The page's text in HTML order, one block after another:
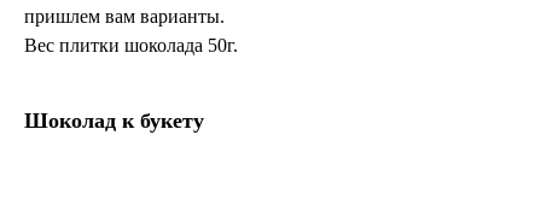
пришлем вам варианты.
Вес плитки шоколада 50г.
Шоколад к букету